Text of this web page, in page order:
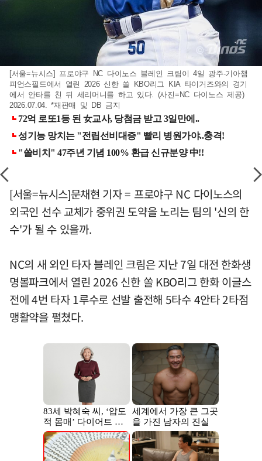
[서울=뉴시스] 프로야구 NC 다이노스 블레인 크림이 4일 광주-기아챔
피언스필드에서 열린 2026 신한 쏠 KBO리그 KIA 타이거즈와의 경기
에서 안타를 친 뒤 세리머니를 하고 있다. (사진=NC 다이노스 제공)
2026.07.04. *재판매 및 DB 금지
[서울=뉴시스]문채현 기자 = 프로야구 NC 다이노스의
외국인 선수 교체가 중위권 도약을 노리는 팀의 '신의 한
수'가 될 수 있을까.
NC의 새 외인 타자 블레인 크림은 지난 7일 대전 한화생
명볼파크에서 열린 2026 신한 쏠 KBO리그 한화 이글스
전에 4번 타자 1루수로 선발 출전해 5타수 4안타 2타점
맹활약을 펼쳤다.